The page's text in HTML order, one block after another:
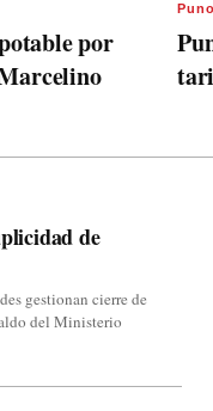
por
Puno
de
gestionan cierre de
del Ministerio